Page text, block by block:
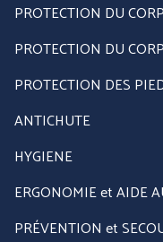
PROTECTION DU
PROTECTION DU
PROTECTION DES
ANTICHUTE
HYGIENE
ERGONOMIE et AIDE
PRÉVENTION et